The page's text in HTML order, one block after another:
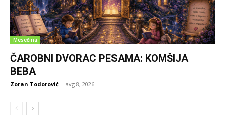
Mesečina
ČAROBNI DVORAC PESAMA: KOMŠIJA
BEBA
Zoran Todorović - avg 8, 2026